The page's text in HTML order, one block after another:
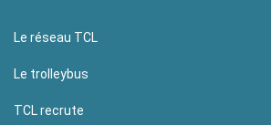
Le réseau TCL
Le trolleybus
TCL recrute